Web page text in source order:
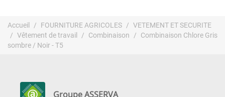
Accueil FOURNITURE AGRICOLES
VETEMENT ET SECURITE
Vêtement de travail
Combinaison
Combinaison Chlore Gris
sombre / Noir - T5
Groupe ASSERVA